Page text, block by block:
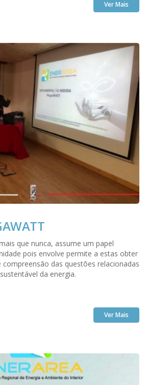
Ver Mais
que nunca, assume um papel
pois envolve permite a estas obter
das questões relacionadas
da energia.
Ver Mais